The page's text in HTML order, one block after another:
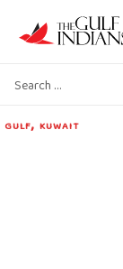
GULF, KUWAIT